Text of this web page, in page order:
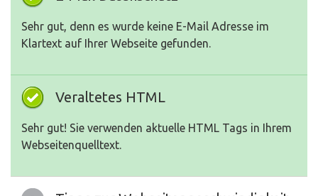
Sehr gut, denn es wurde keine E-Mail Adresse im
Klartext auf Ihrer Webseite gefunden.
Veraltetes HTML
Sehr gut! Sie verwenden aktuelle HTML Tags in Ihrem
Webseitenquelltext.